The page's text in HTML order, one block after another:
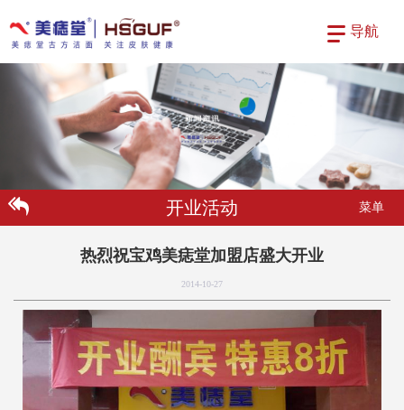
导航
开业活动 菜单
热烈祝宝鸡美痣堂加盟店盛大开业
2014-10-27